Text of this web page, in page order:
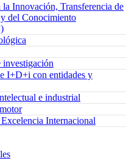
la Innovación, Transferencia de
del Conocimiento
investigación
I+D+i con entidades y
e industrial
Internacional